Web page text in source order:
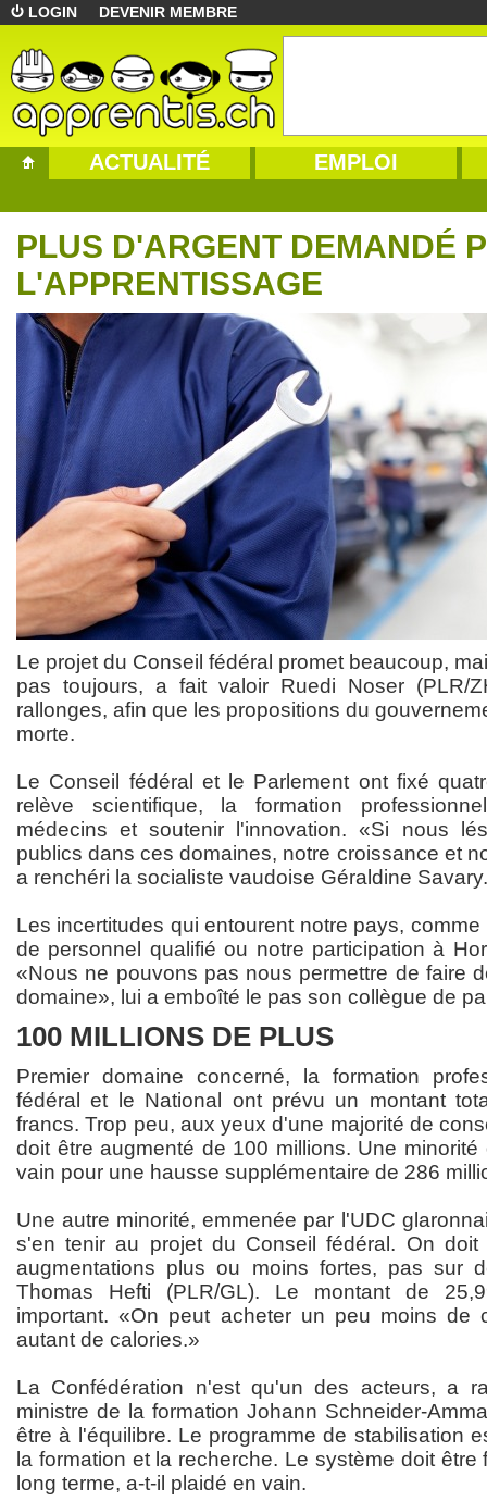
LOGIN DEVENIR MEMBRE
ACTUALITÉ EMPLOI
PLUS D'ARGENT DEMANDÉ
L'APPRENTISSAGE
Le projet du Conseil fédéral promet beaucoup,
pas toujours, a fait valoir Ruedi Noser (PLR/
rallonges, afin que les propositions du
morte.
Le Conseil fédéral et le Parlement ont fixé
relève scientifique, la formation
médecins et soutenir l'innovation. «Si nous
publics dans ces domaines, notre croissance et
a renchéri la socialiste vaudoise Géraldine Savary.
Les incertitudes qui entourent notre pays,
de personnel qualifié ou notre participation à
«Nous ne pouvons pas nous permettre de faire
domaine», lui a emboîté le pas son collègue de
100 MILLIONS DE PLUS
Premier domaine concerné, la formation
fédéral et le National ont prévu un montant
francs. Trop peu, aux yeux d'une majorité de
doit être augmenté de 100 millions. Une
vain pour une hausse supplémentaire de 286
Une autre minorité, emmenée par l'UDC
s'en tenir au projet du Conseil fédéral. On
augmentations plus ou moins fortes, pas sur
Thomas Hefti (PLR/GL). Le montant de
important. «On peut acheter un peu moins de
autant de calories.»
La Confédération n'est qu'un des acteurs, a
ministre de la formation Johann Schneider-
être à l'équilibre. Le programme de stabilisation
la formation et la recherche. Le système doit
long terme, a-t-il plaidé en vain.